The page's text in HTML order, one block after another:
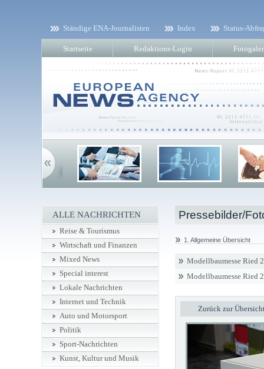
Ständige ENA-Journalisten Index Status-
Startseite Redaktions-Login
Pressebilder/
1. Allgemeine Übersicht
Modellbaumesse Ried
Modellbaumesse Ried
Zurück zur
ALLE NACHRICHTEN
Reise & Tourismus
Wirtschaft und Finanzen
Mixed News
Special interest
Lokale Nachrichten
Internet und Technik
Auto und Motorsport
Politik
Sport-Nachrichten
Kunst, Kultur und Musik